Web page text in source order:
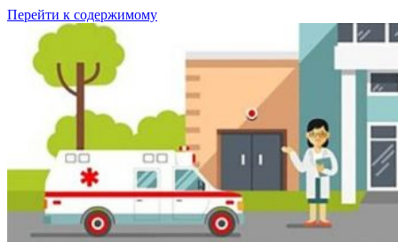
Перейти к содержимому